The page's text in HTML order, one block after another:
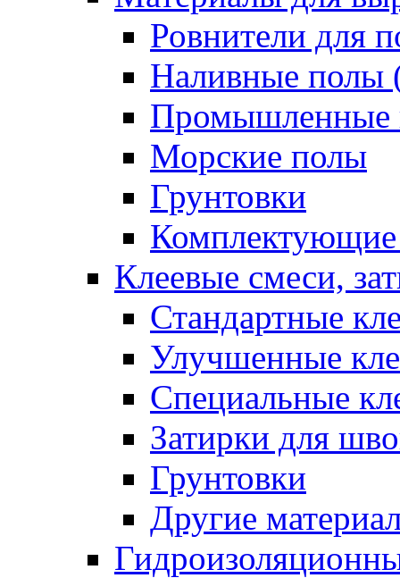
Ровнители для
Наливные полы
Промышленные
Морские полы
Грунтовки
Клеевые смеси,
Стандартные
Улучшенные
Специальные
Затирки для
Грунтовки
Другие